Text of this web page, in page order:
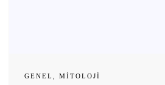
GENEL MITOLOJI